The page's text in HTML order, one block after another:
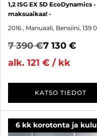
1,2 ISG EX 5D
maksuaikaa! -
2016 , Manuaali, Bensiini, 139
7 390 €7 130 €
alk. 121 € / kk
KATSO TIEDOT
6 kk korotonta ja